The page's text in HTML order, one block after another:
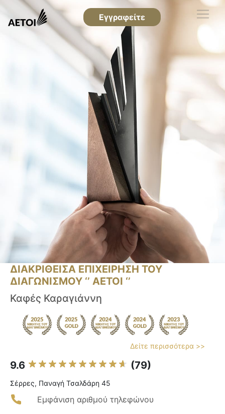
Εγγραφείτε
ΔΙΑΚΡΙΘΕΙΣΑ ΕΠΙΧΕΙΡΗΣΗ ΤΟΥ
ΔΙΑΓΩΝΙΣΜΟΥ ‘’ ΑΕΤΟΙ ‘’
Καφές Καραγιάννη
Δείτε περισσότερα >>
9.6 (79)
Σέρρες, Παναγή Τσαλδάρη 45
Εμφάνιση αριθμού τηλεφώνου